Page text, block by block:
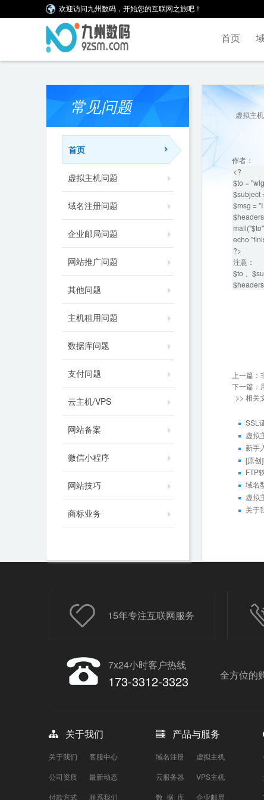
欢迎访问九州数码，开始您的互联网之旅吧！
首页
常见问题
首页
虚拟主机问题
域名注册问题
企业邮局问题
网站推广问题
其他问题
主机租用问题
数据库问题
支付问题
云主机/VPS
网站备案
微信小程序
网站技巧
商标业务
虚拟主
作者：
<?
$to =
$subject
$msg =
echo
?>
注意：
$to 、
上一篇：
下一篇：
>> 相关
SSL
虚拟
新手
[原创
FTP
域名
虚拟
关于
15年专注互联网服务
7x24小时客户热线
173-3312-3323 全方位的
关于我们
关于我们
客服中心
公司资质
最新动态
付款方式
联系我们
产品与服务
域名注册
虚拟主机
云服务器
VPS主机
数 据 库
企业邮局